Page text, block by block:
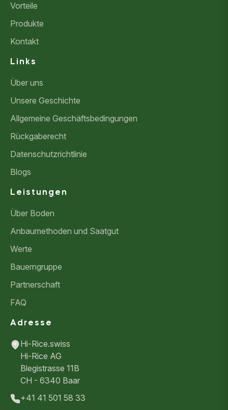
Vorteile
Produkte
Kontakt
Links
Über uns
Unsere Geschichte
Allgemeine Geschäftsbedingungen
Rückgaberecht
Datenschutzrichtlinie
Blogs
Leistungen
Über Boden
Anbaumethoden und Saatgut
Werte
Bauerngruppe
Partnerschaft
FAQ
Adresse
Hi-Rice.swiss
Hi-Rice AG
Blegistrasse 11B
CH - 6340 Baar
+41 41 501 58 33